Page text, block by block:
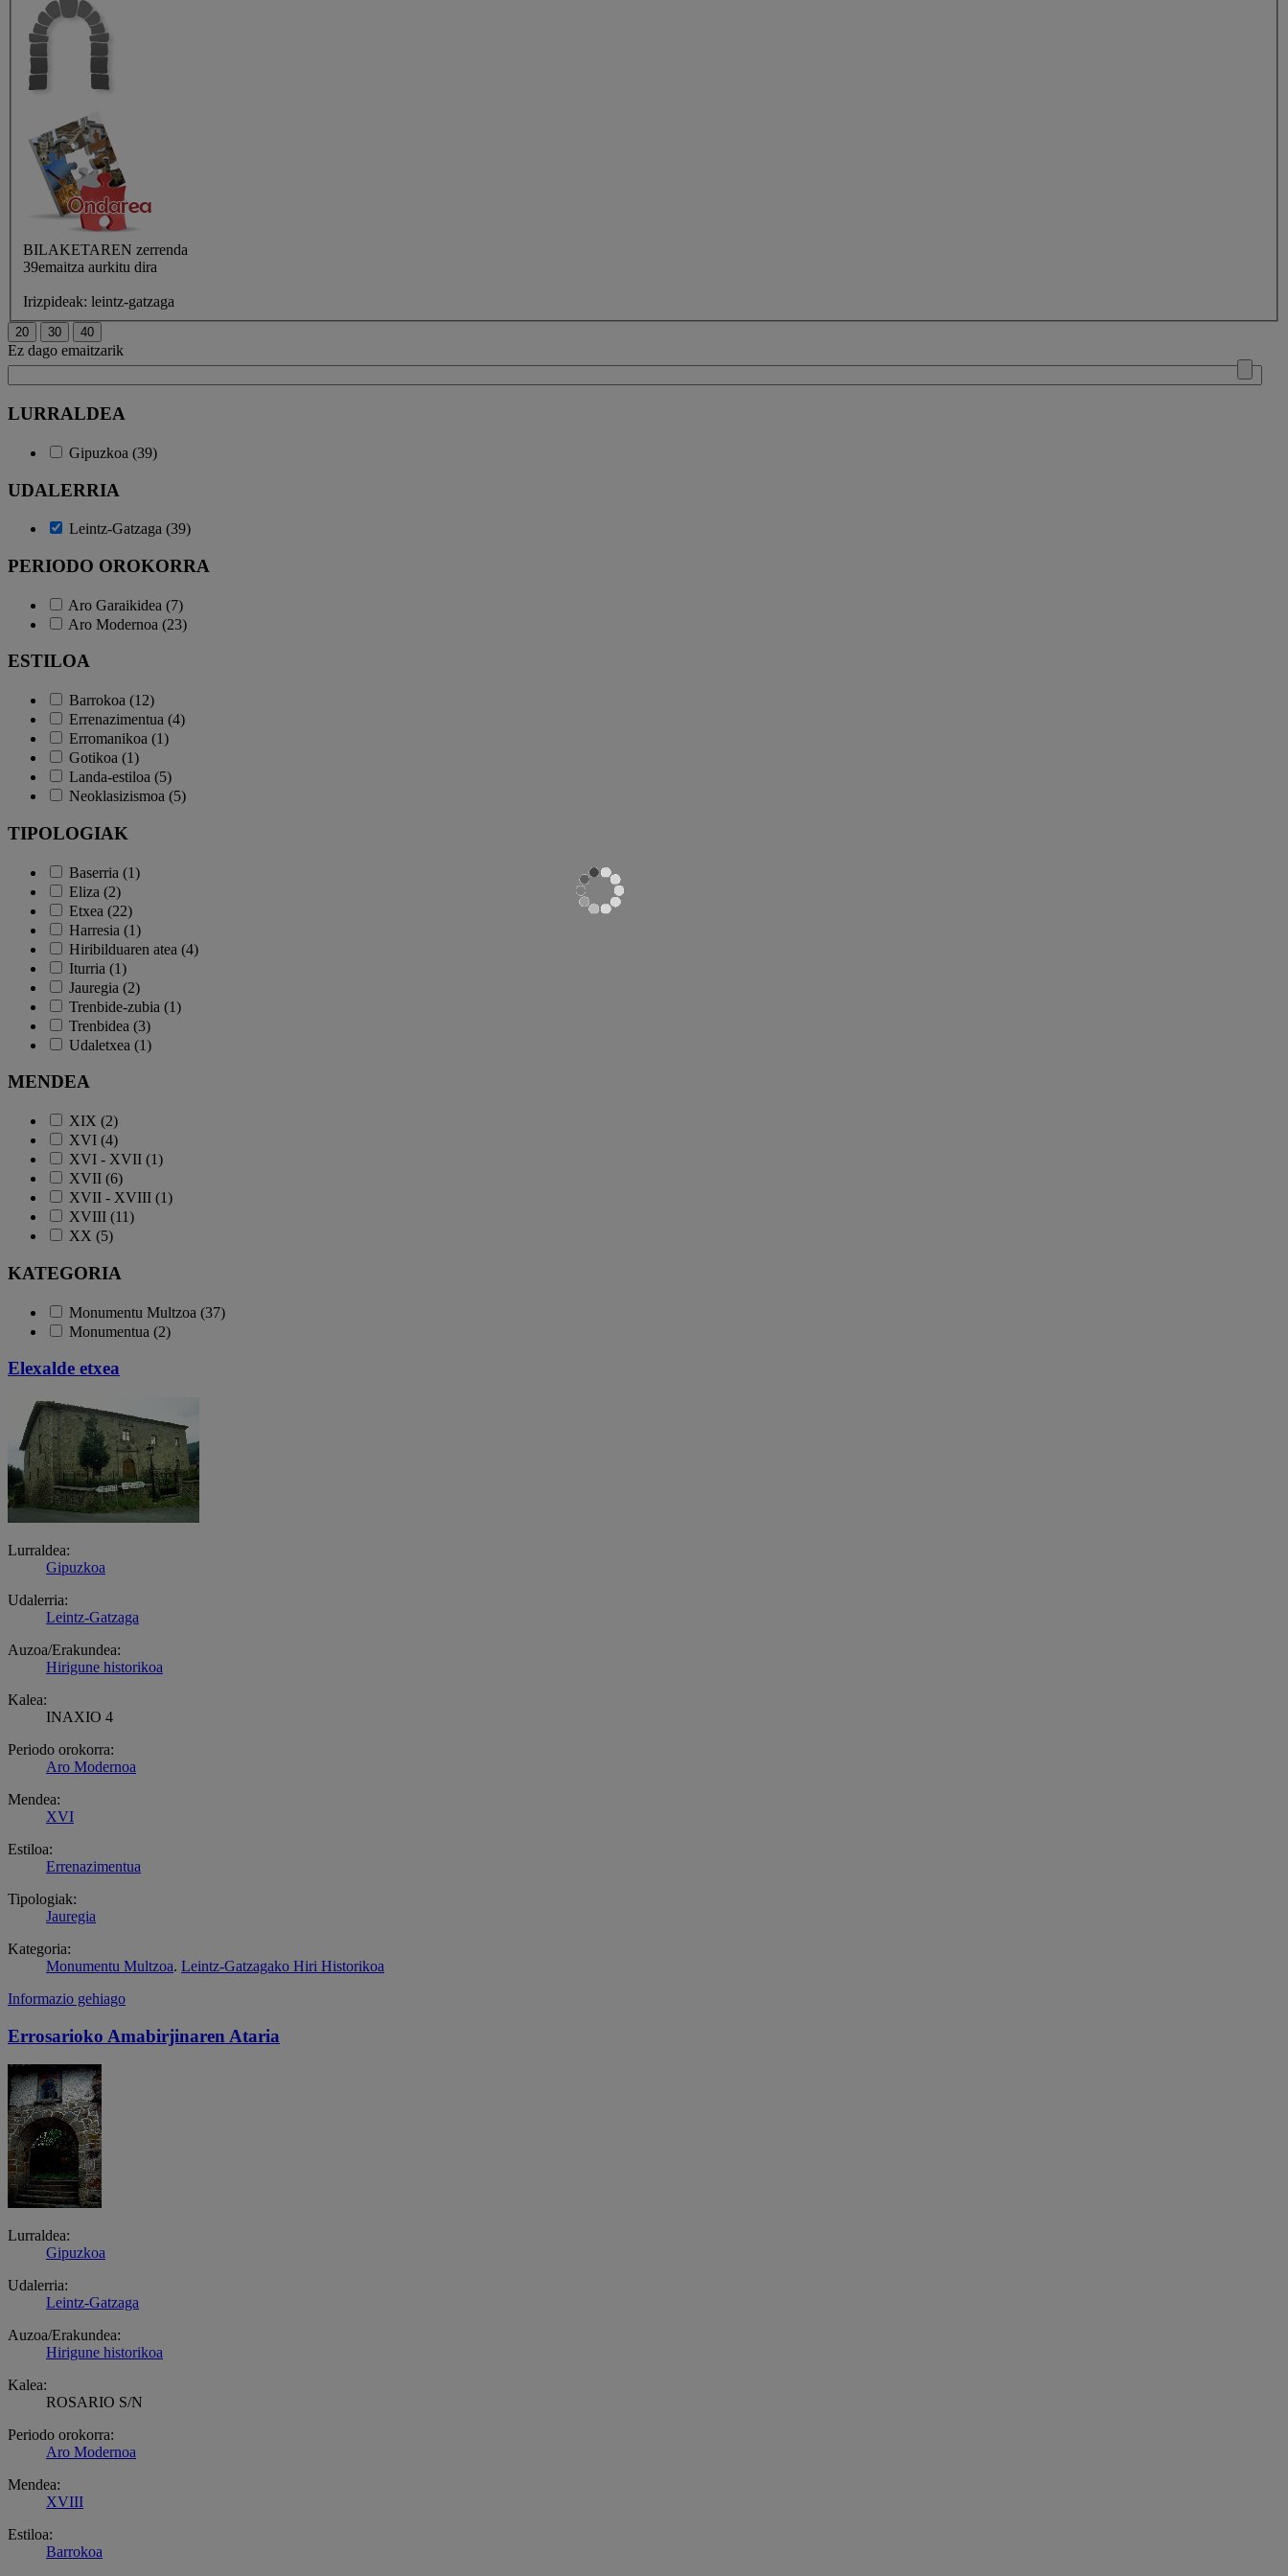
BILAKETAREN zerrenda
39emaitza aurkitu dira
Irizpideak: leintz-gatzaga
Ez dago emaitzarik
LURRALDEA
Gipuzkoa (39)
UDALERRIA
Leintz-Gatzaga (39)
PERIODO OROKORRA
Aro Garaikidea (7)
Aro Modernoa (23)
ESTILOA
Barrokoa (12)
Errenazimentua (4)
Erromanikoa (1)
Gotikoa (1)
Landa-estiloa (5)
Neoklasizismoa (5)
TIPOLOGIAK
Baserria (1)
Eliza (2)
Etxea (22)
Harresia (1)
Hiribilduaren atea (4)
Iturria (1)
Jauregia (2)
Trenbide-zubia (1)
Trenbidea (3)
Udaletxea (1)
MENDEA
XIX (2)
XVI (4)
XVI - XVII (1)
XVII (6)
XVII - XVIII (1)
XVIII (11)
XX (5)
KATEGORIA
Monumentu Multzoa (37)
Monumentua (2)
Elexalde etxea
Lurraldea:
Gipuzkoa
Udalerria:
Leintz-Gatzaga
Auzoa/Erakundea:
Hirigune historikoa
Kalea:
INAXIO 4
Periodo orokorra:
Aro Modernoa
Mendea:
XVI
Estiloa:
Errenazimentua
Tipologiak:
Jauregia
Kategoria:
Monumentu Multzoa. Leintz-Gatzagako Hiri Historikoa
Informazio gehiago
Errosarioko Amabirjinaren Ataria
Lurraldea:
Gipuzkoa
Udalerria:
Leintz-Gatzaga
Auzoa/Erakundea:
Hirigune historikoa
Kalea:
ROSARIO S/N
Periodo orokorra:
Aro Modernoa
Mendea:
XVIII
Estiloa:
Barrokoa